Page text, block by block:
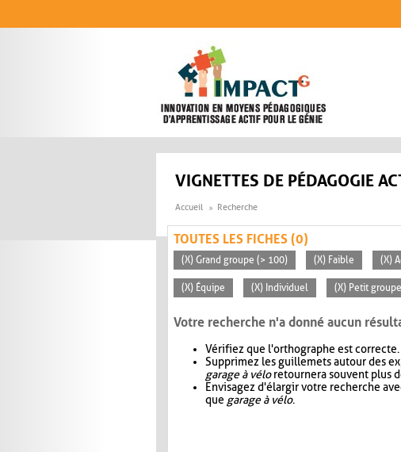
VIGNETTES DE PÉDAGOGIE
Accueil Recherche
TOUTES LES FICHES (0)
(X) Grand groupe (> 100) (X) Faible (X)
(X) Équipe (X) Individuel (X) Petit
Votre recherche n'a donné aucun
Vérifiez que l'orthographe est correcte.
Supprimez les guillemets autour des
garage à véloretournera souvent plus
Envisagez d'élargir votre recherche
que garage à vélo.